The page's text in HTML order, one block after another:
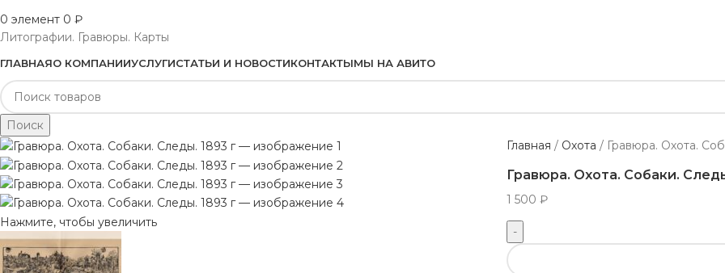
0 элемент 0 ₽
Литографии. Гравюры. Карты
ГЛАВНАЯО КОМПАНИИУСЛУГИСТАТЬИ И НОВОСТИКОНТАКТЫМЫ НА АВИТО
Поиск
Нажмите, чтобы увеличить
Главная Охота Гравюра. Охота.
Гравюра. Охота. Собаки.
1 500 ₽